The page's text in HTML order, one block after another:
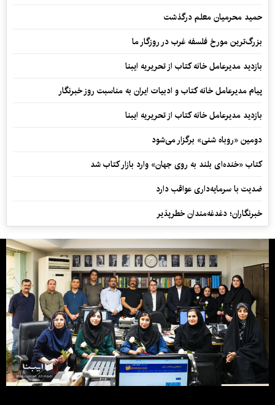
حمید محرمیان معلم درگذشت
بزرگ‌ترین مورخ فلسفه غرب در روزگار ما
بازدید مدیرعامل خانه کتاب از تحریریه ایبنا
پیام مدیرعامل خانه کتاب و ادبیات ایران به مناسبت روز خبرنگار
بازدید مدیرعامل خانه کتاب از تحریریه ایبنا
دومین «روباه شنی» برگزار می‌شود
کتاب «خنده‌ای بلند به روی جهان» وارد بازار کتاب شد
ضدیت با سرمایه‌داری عواقب دارد
خبرنگاران؛ دغدغه‌مندان خطرپذیر